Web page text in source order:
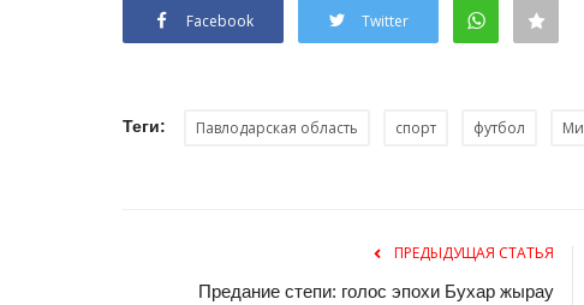
Facebook Twitter
Теги: Павлодарская область спорт футбол
ПРЕДЫДУЩАЯ СТАТЬЯ
Предание степи: голос эпохи Бухар жырау